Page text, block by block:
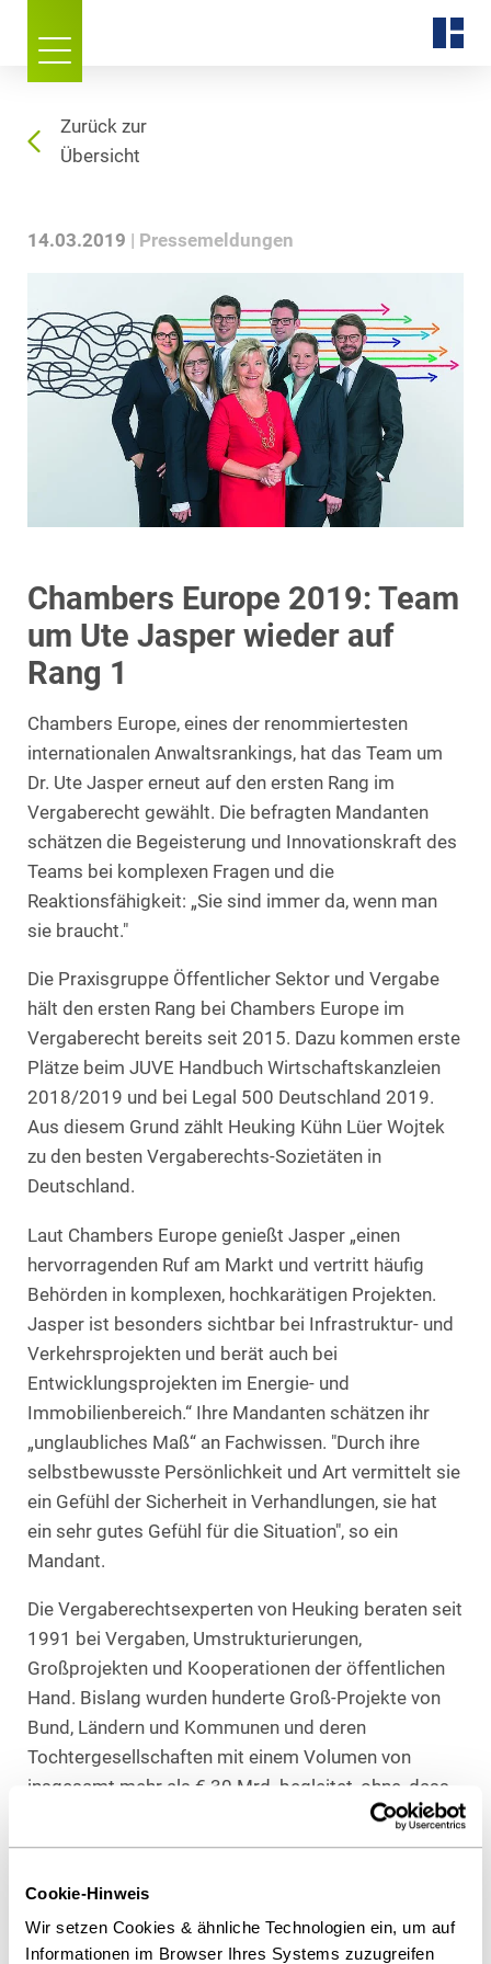
Cookie-Hinweis
Wir setzen Cookies & ähnliche Technologien ein, um auf
Informationen im Browser Ihres Systems zuzugreifen
Zurück zur
Übersicht
14.03.2019 Pressemeldungen
Chambers Europe 2019: Team
um Ute Jasper wieder auf
Rang 1
Chambers Europe, eines der renommiertesten
internationalen Anwaltsrankings, hat das Team um
Dr. Ute Jasper erneut auf den ersten Rang im
Vergaberecht gewählt. Die befragten Mandanten
schätzen die Begeisterung und Innovationskraft des
Teams bei komplexen Fragen und die
Reaktionsfähigkeit: „Sie sind immer da, wenn man
sie braucht."
Die Praxisgruppe Öffentlicher Sektor und Vergabe
hält den ersten Rang bei Chambers Europe im
Vergaberecht bereits seit 2015. Dazu kommen erste
Plätze beim JUVE Handbuch Wirtschaftskanzleien
2018/2019 und bei Legal 500 Deutschland 2019.
Aus diesem Grund zählt Heuking Kühn Lüer Wojtek
zu den besten Vergaberechts-Sozietäten in
Deutschland.
Laut Chambers Europe genießt Jasper „einen
hervorragenden Ruf am Markt und vertritt häufig
Behörden in komplexen, hochkarätigen Projekten.
Jasper ist besonders sichtbar bei Infrastruktur- und
Verkehrsprojekten und berät auch bei
Entwicklungsprojekten im Energie- und
Immobilienbereich.“ Ihre Mandanten schätzen ihr
„unglaubliches Maß“ an Fachwissen. "Durch ihre
selbstbewusste Persönlichkeit und Art vermittelt sie
ein Gefühl der Sicherheit in Verhandlungen, sie hat
ein sehr gutes Gefühl für die Situation", so ein
Mandant.
Die Vergaberechtsexperten von Heuking beraten seit
1991 bei Vergaben, Umstrukturierungen,
Großprojekten und Kooperationen der öffentlichen
Hand. Bislang wurden hunderte Groß-Projekte von
Bund, Ländern und Kommunen und deren
Tochtergesellschaften mit einem Volumen von
insgesamt mehr als € 30 Mrd. begleitet, ohne, dass
ein Verfahren erfolgreich angegriffen wurde.
die europa- und weltweit führenden Anwälte und
Kanzleien in rund 180 Ländern. Diese intensive und
unabhängige Recherche basiert auf der Befragung